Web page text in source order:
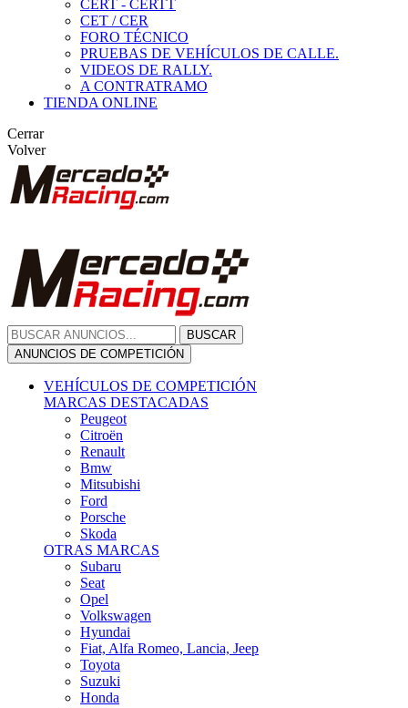
CERT - CERTT
CET / CER
FORO TÉCNICO
PRUEBAS DE VEHÍCULOS DE CALLE.
VIDEOS DE RALLY.
A CONTRATRAMO
TIENDA ONLINE
Cerrar
Volver
BUSCAR
ANUNCIOS DE COMPETICIÓN
VEHÍCULOS DE COMPETICIÓN
MARCAS DESTACADAS
Peugeot
Citroën
Renault
Bmw
Mitsubishi
Ford
Porsche
Skoda
OTRAS MARCAS
Subaru
Seat
Opel
Volkswagen
Hyundai
Fiat, Alfa Romeo, Lancia, Jeep
Toyota
Suzuki
Honda
Mini